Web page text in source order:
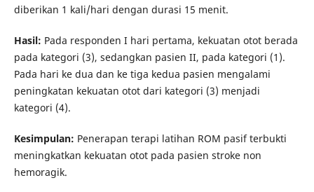
diberikan 1 kali/hari dengan durasi 15 menit.
Hasil: Pada responden I hari pertama, kekuatan otot berada
pada kategori (3), sedangkan pasien II, pada kategori (1).
Pada hari ke dua dan ke tiga kedua pasien mengalami
peningkatan kekuatan otot dari kategori (3) menjadi
kategori (4).
Kesimpulan: Penerapan terapi latihan ROM pasif terbukti
meningkatkan kekuatan otot pada pasien stroke non
hemoragik.